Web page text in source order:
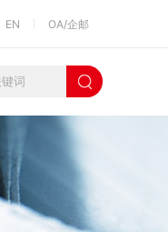
EN OA/企邮